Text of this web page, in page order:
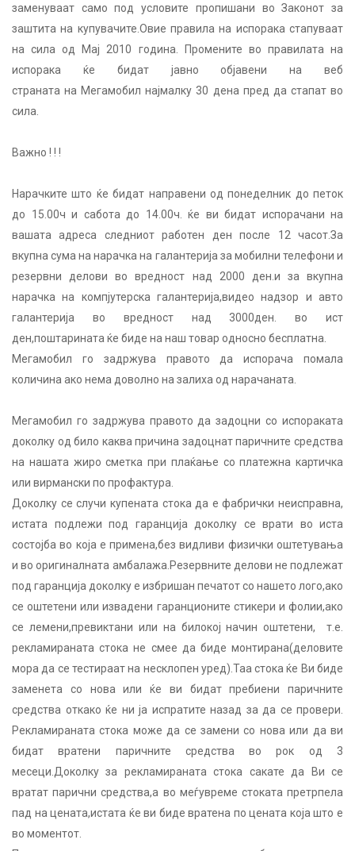
заменуваат само под условите пропишани во Законот за
заштита на купувачите.Овие правила на испорака стапуваат
на сила од Мај 2010 година. Промените во правилата на
испорака ќе бидат јавно објавени на веб
странатa на Мегамобил најмалку 30 дена пред да стапат во
сила.
Важно ! ! !
Нарачките што ќе бидат направени од понеделник до петок
до 15.00ч и сабота до 14.00ч. ќе ви бидат испорачани на
вашата адреса следниот работен ден после 12 часот.За
вкупна сума на нарачка на галантерија за мобилни телефони и
резервни делови во вредност над 2000 ден.и за вкупна
нарачка на компјутерска галантерија,видео надзор и авто
галантерија во вредност над 3000ден. во ист
ден,поштарината ќе биде на наш товар односно бесплатна.
Мегамобил го задржува правото да испорача помала
количина ако нема доволно на залиха од нарачаната.
Мегамобил го задржува правото да задоцни со испораката
доколку од било каква причина задоцнат паричните средства
на нашата жиро сметка при плаќање со платежна картичка
или вирмански по профактура.
Доколку се случи купената стока да е фабрички неисправна,
истата подлежи под гаранција доколку се врати во иста
состојба во која е примена,без видливи физички оштетувања
и во оригиналната амбалажа.Резервните делови не подлежат
под гаранција доколку е избришан печатот со нашето лого,ако
се оштетени или извадени гаранционите стикери и фолии,ако
се лемени,превиктани или на билокој начин оштетени, т.е.
рекламираната стока не смее да биде монтирана(деловите
мора да се тестираат на несклопен уред).Таа стока ќе Ви биде
заменета со нова или ќе ви бидат пребиени паричните
средства откако ќе ни ја испратите назад за да се провери.
Рекламираната стока може да се замени со нова или да ви
бидат вратени паричните средства во рок од 3
месеци.Доколку за рекламираната стока сакате да Ви се
вратат парични средства,а во меѓувреме стоката претрпела
пад на цената,истата ќе ви биде вратена по цената која што е
во моментот.